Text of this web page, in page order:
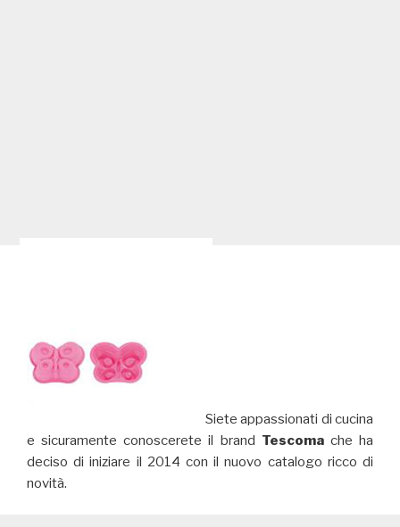
Siete appassionati di cucina
e sicuramente conoscerete il brand Tescomache ha
deciso di iniziare il 2014 con il nuovo catalogo ricco di
novità.